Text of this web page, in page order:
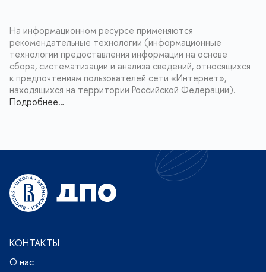
На информационном ресурсе применяются
рекомендательные технологии (информационные
технологии предоставления информации на основе
сбора, систематизации и анализа сведений, относящихся
к предпочтениям пользователей сети «Интернет»,
находящихся на территории Российской Федерации).
Подробнее…
КОНТАКТЫ
О нас